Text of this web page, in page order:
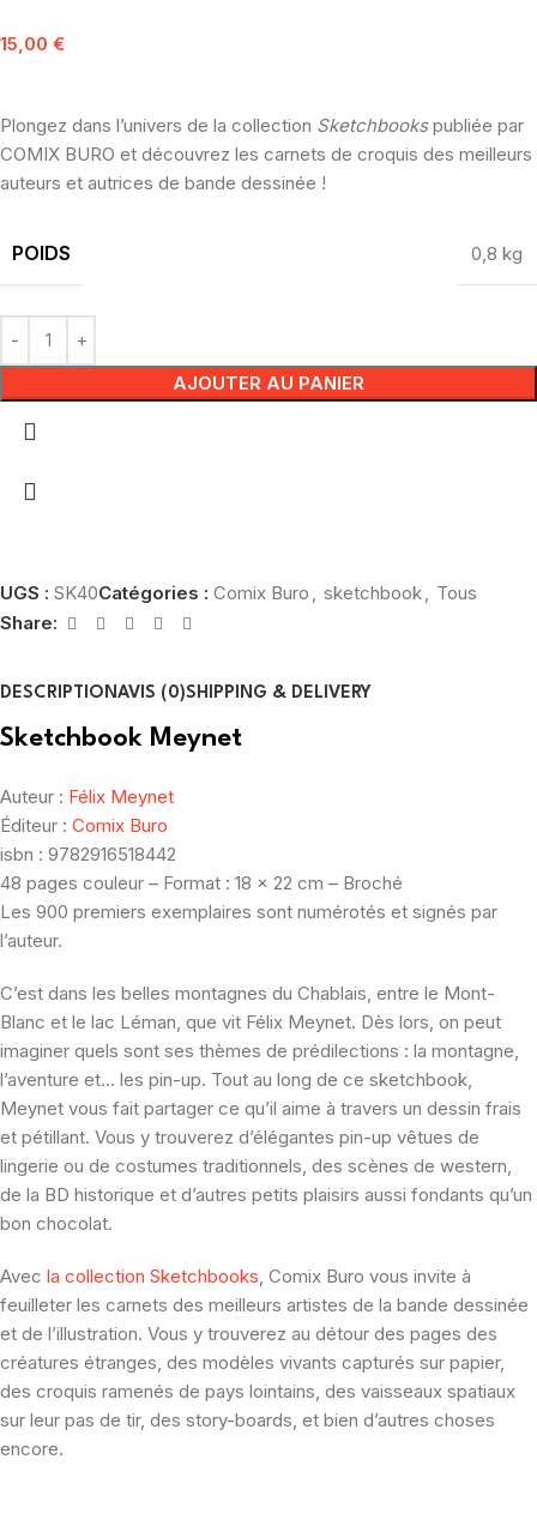
15,00 €
Plongez dans l’univers de la collection Sketchbookspubliée par
COMIX BURO et découvrez les carnets de croquis des meilleurs
auteurs et autrices de bande dessinée !
POIDS 0,8 kg
AJOUTER AU PANIER
UGS : SK40Catégories : Comix Buro sketchbook
Tous
Share:
DESCRIPTION AVIS (0)SHIPPING & DELIVERY
Sketchbook Meynet
Auteur : Félix Meynet
Éditeur : Comix Buro
isbn : 9782916518442
48 pages couleur – Format : 18 x 22 cm – Broché
Les 900 premiers exemplaires sont numérotés et signés par
l’auteur.
C’est dans les belles montagnes du Chablais, entre le Mont-
Blanc et le lac Léman, que vit Félix Meynet. Dès lors, on peut
imaginer quels sont ses thèmes de prédilections : la montagne,
l’aventure et… les pin-up. Tout au long de ce sketchbook,
Meynet vous fait partager ce qu’il aime à travers un dessin frais
et pétillant. Vous y trouverez d’élégantes pin-up vêtues de
lingerie ou de costumes traditionnels, des scènes de western,
de la BD historique et d’autres petits plaisirs aussi fondants qu’un
bon chocolat.
Avec la collection Sketchbooks , Comix Buro vous invite à
feuilleter les carnets des meilleurs artistes de la bande dessinée
et de l’illustration. Vous y trouverez au détour des pages des
créatures étranges, des modèles vivants capturés sur papier,
des croquis ramenés de pays lointains, des vaisseaux spatiaux
sur leur pas de tir, des story-boards, et bien d’autres choses
encore.